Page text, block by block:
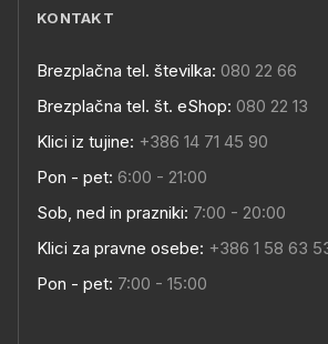
KONTAKT
Brezplačna tel. številka: 080 22 66
Brezplačna tel. št. eShop: 080 22 13
Klici iz tujine: +386 14 71 45 90
Pon - pet: 6:00 - 21:00
Sob, ned in prazniki: 7:00 - 20:00
Klici za pravne osebe: +386 1 58 63
Pon - pet: 7:00 - 15:00